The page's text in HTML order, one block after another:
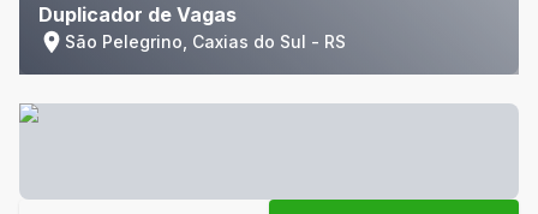
Duplicador de Vagas
São Pelegrino, Caxias do Sul - RS